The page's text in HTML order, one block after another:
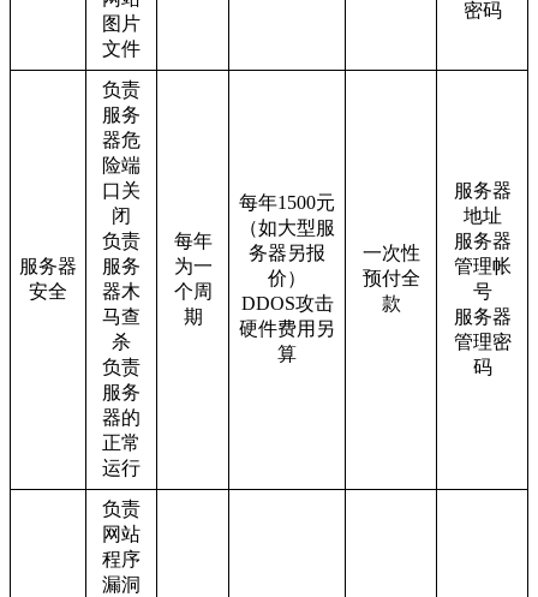
图片
文件
密码
服务器
安全
负责
服务
器危
险端
口关
闭
负责
服务
器木
马查
杀
负责
服务
器的
正常
运行
每年
为一
个周
期
每年1500元
（如大型服
务器另报
价）
DDOS攻击
硬件费用另
算
一次性
预付全
款
服务器
地址
服务器
管理帐
号
服务器
管理密
码
负责
网站
程序
漏洞